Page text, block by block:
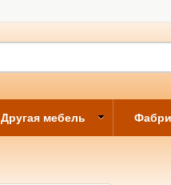
Другая мебель